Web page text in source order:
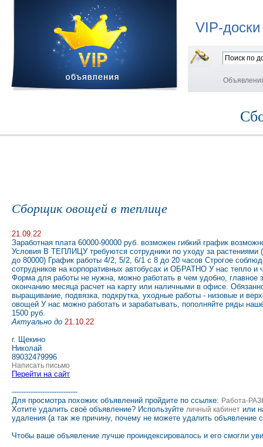
VIP-
Сборщик овощей в теплице
21.09.22
Заработная плата 60000-90000 руб. возможен гибкий график
Условия В ТЕПЛИЦУ требуются сотрудники по уходу за
до 80000) График работы 4/2, 5/2, 6/1 с 8 до 20 часов Строгое
сотрудников на корпоративных автобусах и ОБРАТНО У нас тепло
Форма для работы не нужна, можно работать в чем удобно,
окончанию месяца расчет на карту или наличными в офисе.
выращивание, подвязка, подкрутка, уходные работы - низовые и
овощей У нас можно работать и зарабатывать, пополняйте ряды
1500 руб.
Актуально до 21.10.22
г. Щекино
Николай
89032479996
Написать письмо
Перейти на сайт
----------------------------
Для просмотра похожих объявлений пройдите по ссылке: Работа-
Хотите удалить своё объявление? Используйте личный кабинет или
удаления (а так же причину, почему не можете удалить объявление
Чтобы ваше объявление лучше проиндексировалось и его смогли